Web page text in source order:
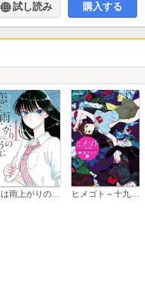
試し読み 購入する
ヒメゴト～十九歳の制服～